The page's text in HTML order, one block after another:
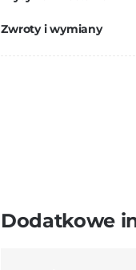
Zwroty i wymiany
Dodatkowe